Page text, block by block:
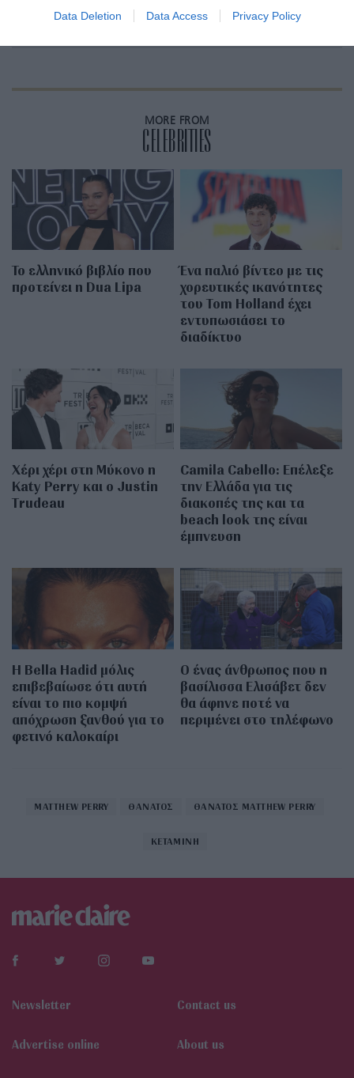
Data Deletion Data Access Privacy Policy
φωτογραφία του στο Instagram
χαλαρώνει σε ένα τζακούζι
MORE FROM
CELEBRITIES
Το ελληνικό βιβλίο που
προτείνει η Dua Lipa
Ένα παλιό βίντεο με τις
χορευτικές ικανότητες
του Tom Holland έχει
εντυπωσιάσει το
διαδίκτυο
Χέρι χέρι στη Μύκονο η
Katy Perry και ο Justin
Trudeau
Camila Cabello: Επέλεξε
την Ελλάδα για τις
διακοπές της και τα
beach look της είναι
έμπνευση
Η Bella Hadid μόλις
επιβεβαίωσε ότι αυτή
είναι το πιο κομψή
απόχρωση ξανθού για το
φετινό καλοκαίρι
Ο ένας άνθρωπος που η
βασίλισσα Ελισάβετ δεν
θα άφηνε ποτέ να
περιμένει στο τηλέφωνο
MATTHEW PERRY ΘΑΝΑΤΟΣ ΘΑΝΑΤΟΣ MATTHEW PERRY
ΚΕΤΑΜΙΝΗ
Newsletter Contact us
Αdvertise online About us